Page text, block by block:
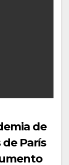
de
de París